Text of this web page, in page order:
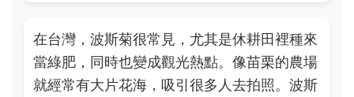
在台灣，波斯菊很常見，尤其是休耕田裡種來
當綠肥，同時也變成觀光熱點。像苗栗的農場
就經常有大片花海，吸引很多人去拍照。波斯